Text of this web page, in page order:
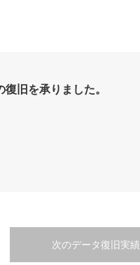
旧を承りました。
次のデータ復旧実績